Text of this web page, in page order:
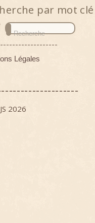
par mot clé
Légales
2026